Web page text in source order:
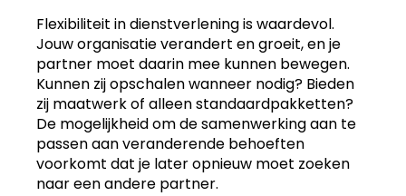
Flexibiliteit in dienstverlening is waardevol.
Jouw organisatie verandert en groeit, en je
partner moet daarin mee kunnen bewegen.
Kunnen zij opschalen wanneer nodig? Bieden
zij maatwerk of alleen standaardpakketten?
De mogelijkheid om de samenwerking aan te
passen aan veranderende behoeften
voorkomt dat je later opnieuw moet zoeken
naar een andere partner.